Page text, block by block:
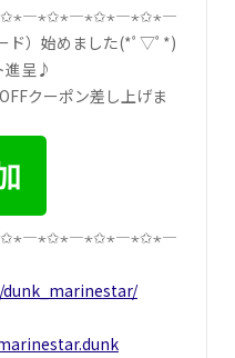
ド）始めました(*ﾟ▽ﾟ*)
進呈♪
クーポン差し上げま